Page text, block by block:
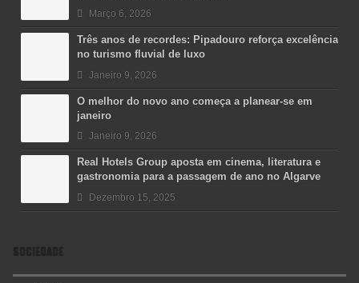
Março 6, 2026
Três anos de recordes: Pipadouro reforça excelência
no turismo fluvial de luxo
Janeiro 9, 2026
O melhor do novo ano começa a planear-se em
janeiro
Janeiro 9, 2026
Real Hotels Group aposta em cinema, literatura e
gastronomia para a passagem de ano no Algarve
Dezembro 15, 2025
SOCIEDADE